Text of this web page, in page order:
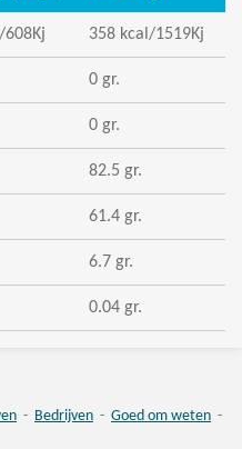
608Kj 358 kcal/1519Kj
0 gr.
0 gr.
82.5 gr.
61.4 gr.
6.7 gr.
0.04 gr.
- Bedrijven - Goed om weten -